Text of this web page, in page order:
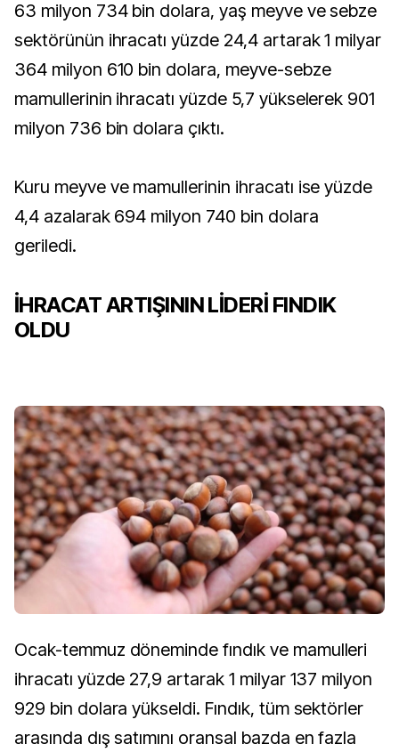
63 milyon 734 bin dolara, yaş meyve ve sebze
sektörünün ihracatı yüzde 24,4 artarak 1 milyar
364 milyon 610 bin dolara, meyve-sebze
mamullerinin ihracatı yüzde 5,7 yükselerek 901
milyon 736 bin dolara çıktı.
Kuru meyve ve mamullerinin ihracatı ise yüzde
4,4 azalarak 694 milyon 740 bin dolara
geriledi.
İHRACAT ARTIŞININ LİDERİ FINDIK
OLDU
Ocak-temmuz döneminde fındık ve mamulleri
ihracatı yüzde 27,9 artarak 1 milyar 137 milyon
929 bin dolara yükseldi. Fındık, tüm sektörler
arasında dış satımını oransal bazda en fazla